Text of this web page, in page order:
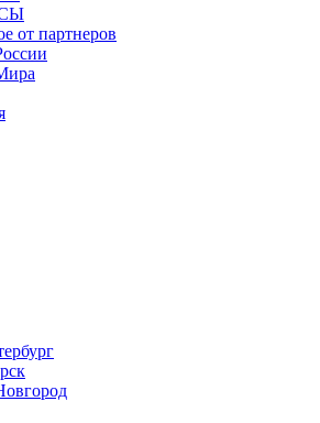
от партнеров